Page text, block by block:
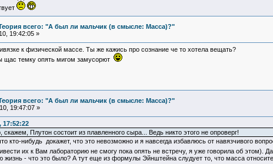
всего: "А был ли мальчик (в смысле: Масса)?"
19:42:05 »
к физической массе. Ты же кажись про сознание че то хотела вещать?
щас темку опять мигом замусорют
всего: "А был ли мальчик (в смысле: Масса)?"
19:47:07 »
17:52:22
Плутон состоит из плавленного сыра... Ведь никто этого не опроверг!
кто-нибудь докажет, что это невозможно и я навсегда избавлюсь от навязчивого
их к Вам лабораторию не смогу пока опять не встречу, я уже говорила об этом).
- что это было? А тут еще из формулы Эйнштейна слудует то, что масса